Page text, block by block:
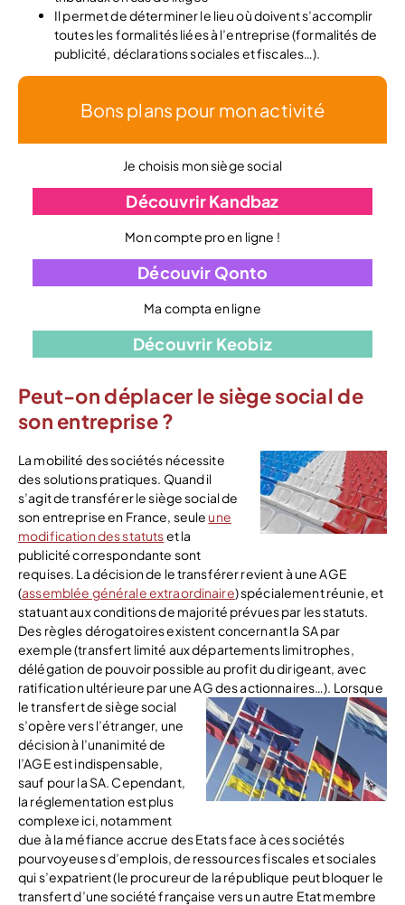
Il permet de déterminer le lieu où doivent s’accomplir
toutes les formalités liées à l’entreprise (formalités de
publicité, déclarations sociales et fiscales…).
Bons plans pour mon activité
Je choisis mon siège social
Découvrir Kandbaz
Mon compte pro en ligne !
Découvir Qonto
Ma compta en ligne
Découvrir Keobiz
Peut-on déplacer le siège social de
son entreprise ?
La mobilité des sociétés nécessite
des solutions pratiques. Quand il
s’agit de transférer le siège social de
son entreprise en France, seule une
modification des statutset la
publicité correspondante sont
requises. La décision de le transférer revient à une AGE
(assemblée générale extraordinaire) spécialement réunie, et
statuant aux conditions de majorité prévues par les statuts.
Des règles dérogatoires existent concernant la SA par
exemple (transfert limité aux départements limitrophes,
délégation de pouvoir possible au profit du dirigeant, avec
ratification ultérieure par une AG des actionnaires…). Lorsque
le transfert de siège social
s’opère vers l’étranger, une
décision à l’unanimité de
l’AGE est indispensable,
sauf pour la SA. Cependant,
la réglementation est plus
complexe ici, notamment
due à la méfiance accrue des Etats face à ces sociétés
pourvoyeuses d’emplois, de ressources fiscales et sociales
qui s’expatrient (le procureur de la république peut bloquer le
transfert d’une société française vers un autre Etat membre